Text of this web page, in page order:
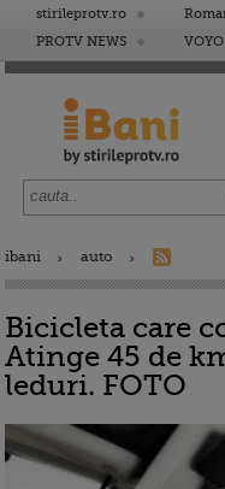
stirileprotv.ro
PROTV NEWS
VOYO
ibani auto
Bicicleta care
Atinge 45 de
leduri. FOTO